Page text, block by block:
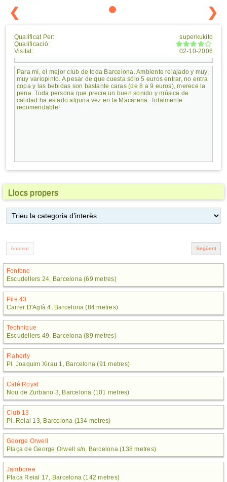
❮ ❯
Qualificat Per:
Qualificació:
Visitat:
superkukito
02-10-2006
Para mí, el mejor club de toda Barcelona. Ambiente relajado y muy,
muy variopinto. A pesar de que cuesta sólo 5 euros entrar, no entra
copa y las bebidas son bastante caras (de 8 a 9 euros), merece la
pena. Toda persona que precie un buen sonido y música de
calidad ha estado alguna vez en la Macarena. Totalmente
recomendable!
Llocs propers
Fonfone
Escudellers 24, Barcelona (69 metres)
Pile 43
Carrer D'Aglà 4, Barcelona (84 metres)
Technique
Escudellers 49, Barcelona (89 metres)
Flaherty
Pl. Joaquim Xirau 1, Barcelona (91 metres)
Café Royal
Nou de Zurbano 3, Barcelona (101 metres)
Club 13
Pl. Reial 13, Barcelona (134 metres)
George Orwell
Plaça de George Orwell s/n, Barcelona (138 metres)
Jamboree
Placa Reial 17, Barcelona (142 metres)